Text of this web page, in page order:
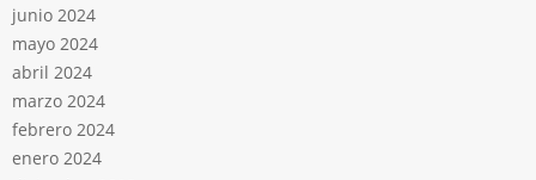
junio 2024
mayo 2024
abril 2024
marzo 2024
febrero 2024
enero 2024